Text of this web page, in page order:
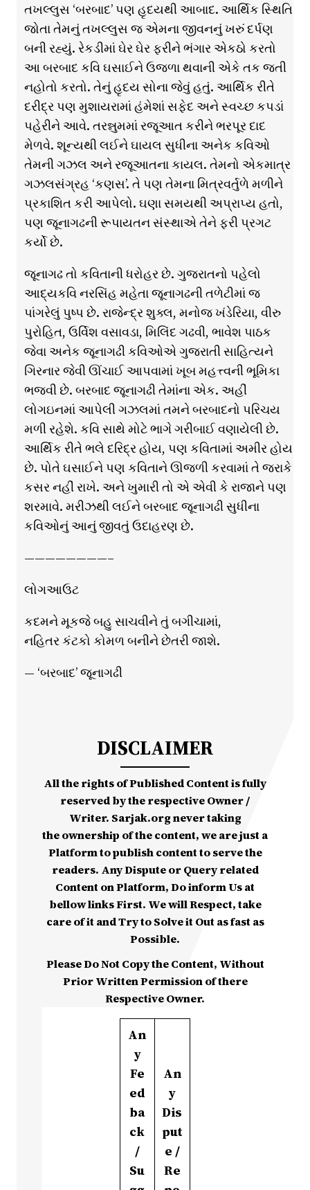
તખલ્લુસ ‘બરબાદ’ પણ હૃદયથી આબાદ. આર્થિક સ્થિતિ
જોતા તેમનું તખલ્લુસ જ એમના જીવનનું ખરું દર્પણ
બની રહ્યું. રેકડીમાં ઘેર ઘેર ફરીને ભંગાર એકઠો કરતો
આ બરબાદ કવિ ઘસાઈને ઉજળા થવાની એકે તક જતી
નહોતો કરતો. તેનું હૃદય સોના જેવું હતું. આર્થિક રીતે
દરીદ્ર પણ મુશાયરામાં હંમેશાં સફેદ અને સ્વચ્છ કપડાં
પહેરીને આવે. તરન્નુમમાં રજૂઆત કરીને ભરપૂર દાદ
મેળવે. શૂન્યથી લઈને ઘાયલ સુધીના અનેક કવિઓ
તેમની ગઝલ અને રજૂઆતના કાયલ. તેમનો એકમાત્ર
ગઝલસંગ્રહ ‘કણસ’. તે પણ તેમના મિત્રવર્તુળે મળીને
પ્રકાશિત કરી આપેલો. ઘણા સમયથી અપ્રાપ્ય હતો,
પણ જૂનાગઢની રૂપાયતન સંસ્થાએ તેને ફરી પ્રગટ
કર્યો છે.
જૂનાગઢ તો કવિતાની ધરોહર છે. ગુજરાતનો પહેલો
આદ્યકવિ નરસિંહ મહેતા જૂનાગઢની તળેટીમાં જ
પાંગરેલું પુષ્પ છે. રાજેન્દ્ર શુક્લ, મનોજ ખંડેરિયા, વીરુ
પુરોહિત, ઉર્વિશ વસાવડા, મિલિંદ ગઢવી, ભાવેશ પાઠક
જેવા અનેક જૂનાગઢી કવિઓએ ગુજરાતી સાહિત્યને
ગિરનાર જેવી ઊંચાઈ આપવામાં ખૂબ મહત્ત્વની ભૂમિકા
ભજવી છે. બરબાદ જૂનાગઢી તેમાંના એક. અહીં
લોગઇનમાં આપેલી ગઝલમાં તમને બરબાદનો પરિચય
મળી રહેશે. કવિ સાથે મોટે ભાગે ગરીબાઈ વણાયેલી છે.
આર્થિક રીતે ભલે દરિદ્ર હોય, પણ કવિતામાં અમીર હોય
છે. પોતે ઘસાઈને પણ કવિતાને ઊજળી કરવામાં તે જરાકે
કસર નહીં રાખે. અને ખુમારી તો એ એવી કે રાજાને પણ
શરમાવે. મરીઝથી લઈને બરબાદ જૂનાગઢી સુધીના
કવિઓનું આનું જીવતું ઉદાહરણ છે.
————————–
લોગઆઉટ
કદમને મૂકજે બહુ સાચવીને તું બગીચામાં,
નહિતર કંટકો કોમળ બનીને છેતરી જાશે.
— ‘બરબાદ’ જૂનાગઢી
DISCLAIMER
All the rights of Published Content is fully
reserved by the respective Owner /
Writer. Sarjak.org never taking
the ownership of the content, we are just a
Platform to publish content to serve the
readers. Any Dispute or Query related
Content on Platform, Do inform Us at
bellow links First. We will Respect, take
care of it and Try to Solve it Out as fast as
Possible.
Please Do Not Copy the Content, Without
Prior Written Permission of there
Respective Owner.
An
y
Fe
ed
ba
ck
/
Su
An
y
Dis
put
e /
Re